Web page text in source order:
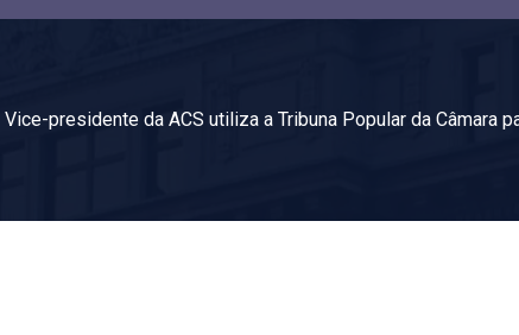
Vice-presidente da ACS utiliza a Tribuna Popular da Câmara